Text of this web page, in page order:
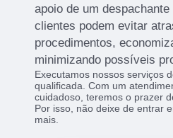
apoio de um
clientes podem evitar
procedimentos,
minimizando possíveis
Executamos nossos serviços
qualificada. Com um
cuidadoso, teremos o prazer
Por isso, não deixe de entrar
mais.